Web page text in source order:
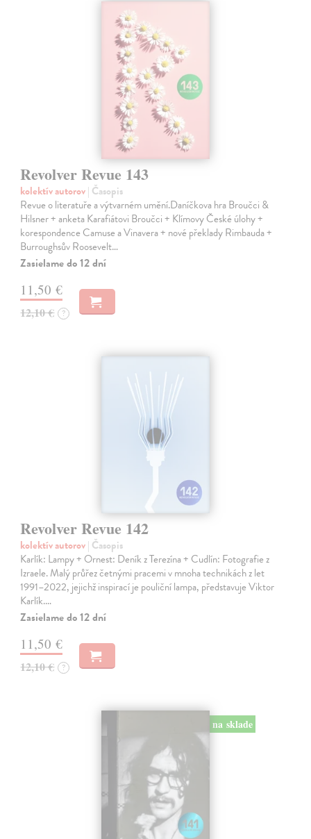
Revolver Revue 143
kolektív autorov| Časopis
Revue o literatuře a výtvarném umění.Daníčkova hra Broučci &
Hilsner + anketa Karafiátovi Broučci + Klímovy České úlohy +
korespondence Camuse a Vinavera + nové překlady Rimbauda +
Burroughsův Roosevelt…
Zasielame do 12 dní
11,50 €
12,10 € ?
Revolver Revue 142
kolektív autorov| Časopis
Karlík: Lampy + Ornest: Deník z Terezína + Cudlín: Fotografie z
Izraele. Malý průřez četnými pracemi v mnoha technikách z let
1991–2022, jejichž inspirací je pouliční lampa, představuje Viktor
Karlík.…
Zasielame do 12 dní
11,50 €
12,10 € ?
na sklade